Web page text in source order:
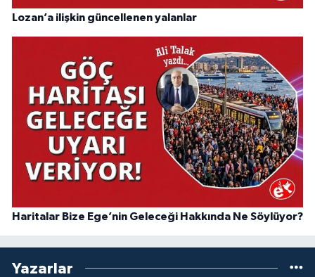
Lozan’a ilişkin güncellenen yalanlar
Haritalar Bize Ege’nin Geleceği Hakkında Ne Söylüyor?
Yazarlar